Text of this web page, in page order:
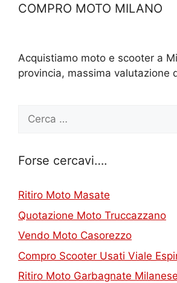
COMPRO MOTO MILANO
Acquistiamo moto e scooter a
provincia, massima valutazione
Ricerca
Forse cercavi….
Ritiro Moto Masate
Quotazione Moto Truccazzano
Vendo Moto Casorezzo
Compro Scooter Usati Viale
Ritiro Moto Garbagnate Milanese